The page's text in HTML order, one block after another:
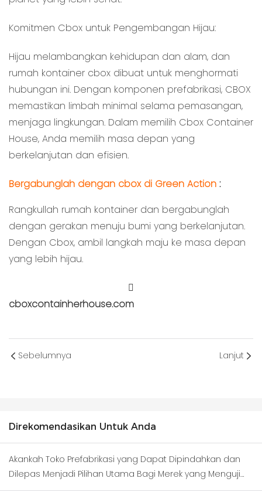
Komitmen Cbox untuk Pengembangan Hijau:
Hijau melambangkan kehidupan dan alam, dan
rumah kontainer cbox dibuat untuk menghormati
hubungan ini. Dengan komponen prefabrikasi, CBOX
memastikan limbah minimal selama pemasangan,
menjaga lingkungan. Dalam memilih Cbox Container
House, Anda memilih masa depan yang
berkelanjutan dan efisien.
Bergabunglah dengan cbox di Green Action :
Rangkullah rumah kontainer dan bergabunglah
dengan gerakan menuju bumi yang berkelanjutan.
Dengan Cbox, ambil langkah maju ke masa depan
yang lebih hijau.
cboxcontainherhouse.com
Sebelumnya Lanjut
Direkomendasikan Untuk Anda
Akankah Toko Prefabrikasi yang Dapat Dipindahkan dan
Dilepas Menjadi Pilihan Utama Bagi Merek yang Menguji
Kawasan Bisnis Baru?